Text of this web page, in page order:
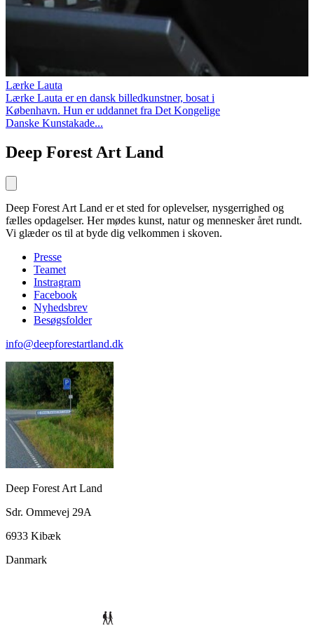
Lærke Lauta
Lærke Lauta er en dansk billedkunstner, bosat i
København. Hun er uddannet fra Det Kongelige
Danske Kunstakade...
Deep Forest Art Land
Deep Forest Art Land er et sted for oplevelser, nysgerrighed og
fælles opdagelser. Her mødes kunst, natur og mennesker året rundt.
Vi glæder os til at byde dig velkommen i skoven.
Presse
Teamet
Instragram
Facebook
Nyhedsbrev
Besøgsfolder
info@deepforestartland.dk
Deep Forest Art Land
Sdr. Ommevej 29A
6933 Kibæk
Danmark